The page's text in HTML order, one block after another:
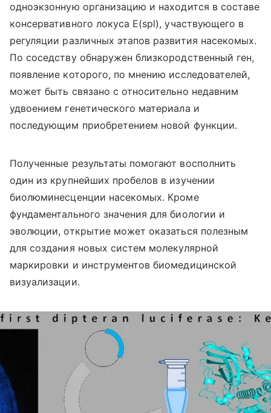
одноэкзонную организацию и находится в составе
консервативного локуса E(spl), участвующего в
регуляции различных этапов развития насекомых.
По соседству обнаружен близкородственный ген,
появление которого, по мнению исследователей,
может быть связано с относительно недавним
удвоением генетического материала и
последующим приобретением новой функции.
Полученные результаты помогают восполнить
один из крупнейших пробелов в изучении
биолюминесценции насекомых. Кроме
фундаментального значения для биологии и
эволюции, открытие может оказаться полезным
для создания новых систем молекулярной
маркировки и инструментов биомедицинской
визуализации.